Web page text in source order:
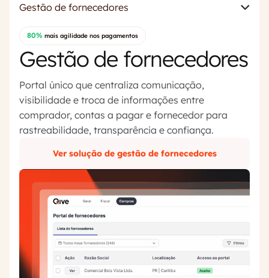
Gestão de fornecedores
80% mais agilidade nos pagamentos
Gestão de fornecedores
Portal único que centraliza comunicação,
visibilidade e troca de informações entre
comprador, contas a pagar e fornecedor para
rastreabilidade, transparência e confiança.
Ver solução de gestão de fornecedores